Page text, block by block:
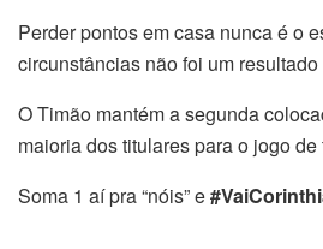
Perder pontos em casa nunca é o
circunstâncias não foi um
O Timão mantém a segunda
maioria dos titulares para o jogo de
Soma 1 aí pra “nóis” e